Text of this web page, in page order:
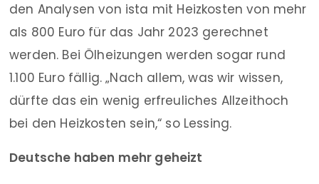
den Analysen von ista mit Heizkosten von mehr
als 800 Euro für das Jahr 2023 gerechnet
werden. Bei Ölheizungen werden sogar rund
1.100 Euro fällig. „Nach allem, was wir wissen,
dürfte das ein wenig erfreuliches Allzeithoch
bei den Heizkosten sein,“ so Lessing.
Deutsche haben mehr geheizt